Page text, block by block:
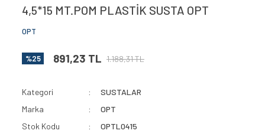
4,5*15 MT.POM PLASTİK SUSTA OPT
OPT
%25 891,23 TL 1.188,31 TL
Kategori
SUSTALAR
Marka
OPT
Stok Kodu
OPTL0415